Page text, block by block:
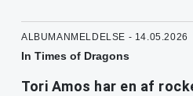
ALBUMANMELDELSE - 14.05.2026
In Times of Dragons
Tori Amos har en af